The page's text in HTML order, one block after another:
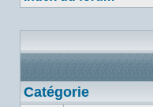
Catégorie